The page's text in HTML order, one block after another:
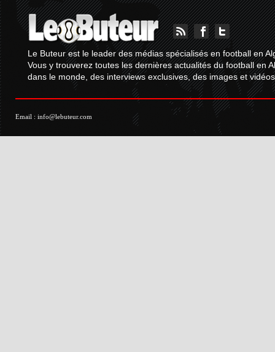
Le Buteur est le leader des médias spécialisés en football en
Vous y trouverez toutes les dernières actualités du football en
dans le monde, des interviews exclusives, des images et
Email : info@lebuteur.com